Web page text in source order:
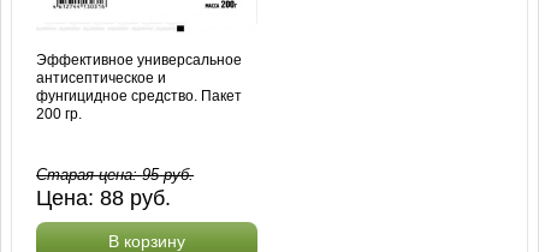
Эффективное универсальное
антисептическое и
фунгицидное средство. Пакет
200 гр.
Старая цена:95руб.
Цена:88 руб.
В корзину